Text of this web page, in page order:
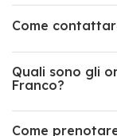
Come
Quali sono gli
Franco?
Come